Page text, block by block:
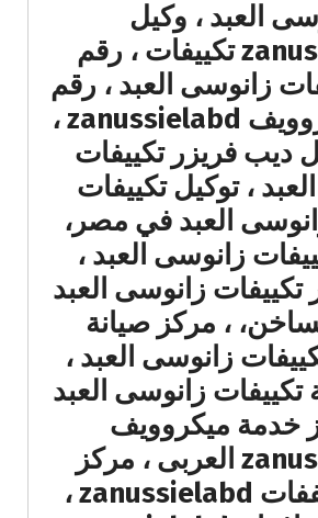
العبد ، وكيل
zanussielabd تكييفات ، رقم
زانوسى العبد ، رقم
توكيل ميكروويف zanussielabd ،
ديب فريزر تكييفات
، توكيل تكييفات
العبد في مصر،
زانوسى العبد ،
تكييفات زانوسى العبد
، مركز صيانة
زانوسى العبد ،
زانوسى العبد
خدمة ميكروويف
zanussielabd العربى ، مركز
خدمة مجففات zanussielabd ،